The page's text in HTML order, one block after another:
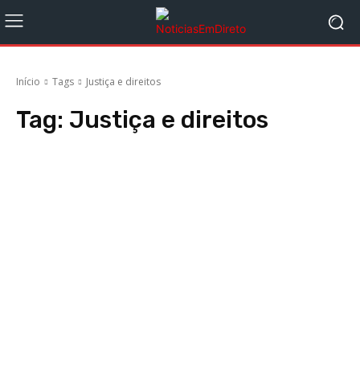
Início Tags Justiça e direitos
Tag: Justiça e direitos